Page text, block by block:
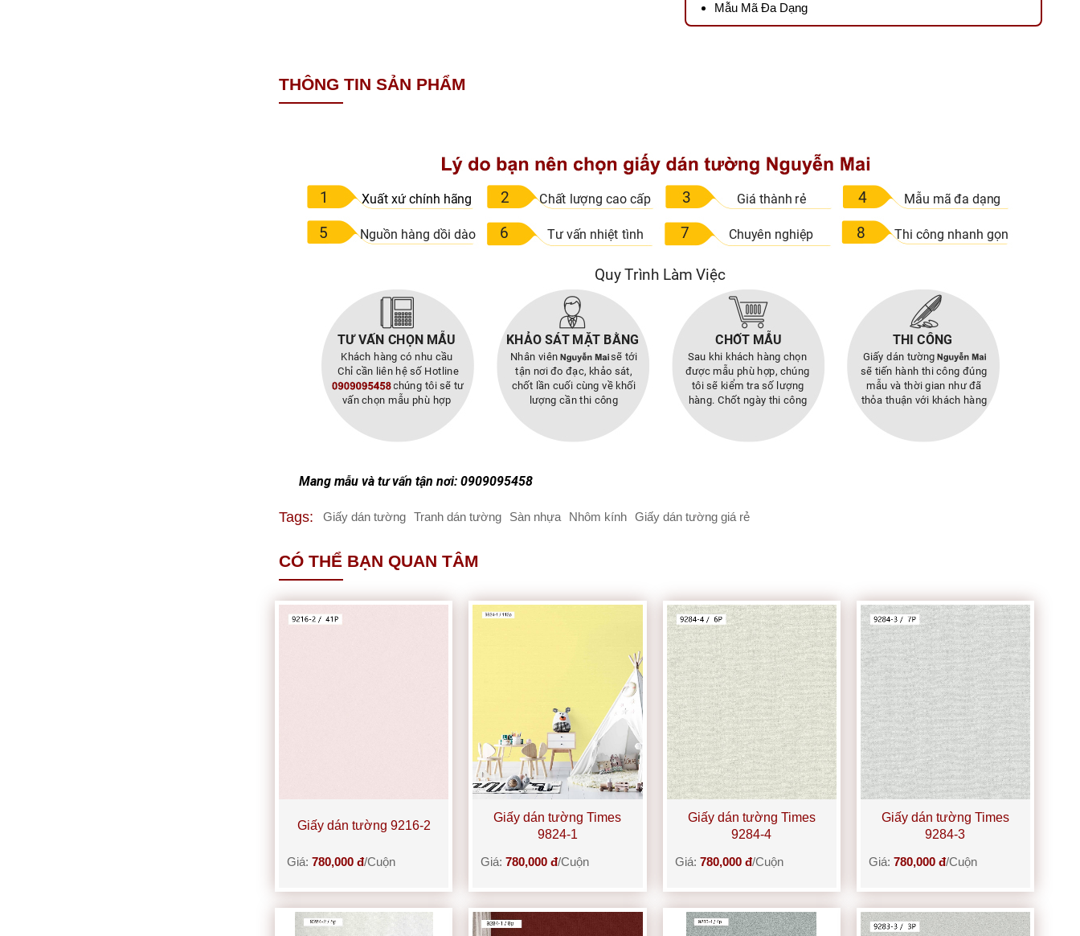
Mẫu Mã Đa Dạng
THÔNG TIN SẢN PHẨM
Mang mẫu và tư vấn tận nơi: 0909095458
Tags: Giấy dán tường Tranh dán tường Sàn nhựa Nhôm kính Giấy dán tường giá rẻ
CÓ THỂ BẠN QUAN TÂM
Giấy dán tường 9216-2
Giá: 780,000 đ/Cuộn
Giấy dán tường Times
9824-1
Giá:780,000 đ/Cuộn
Giấy dán tường Times
9284-4
Giá: 780,000 đ/Cuộn
Giấy dán tường Times
9284-3
Giá: 780,000 đ/Cuộn